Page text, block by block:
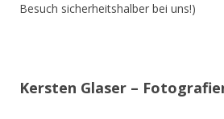
Besuch sicherheitshalber bei uns!)
Kersten Glaser –